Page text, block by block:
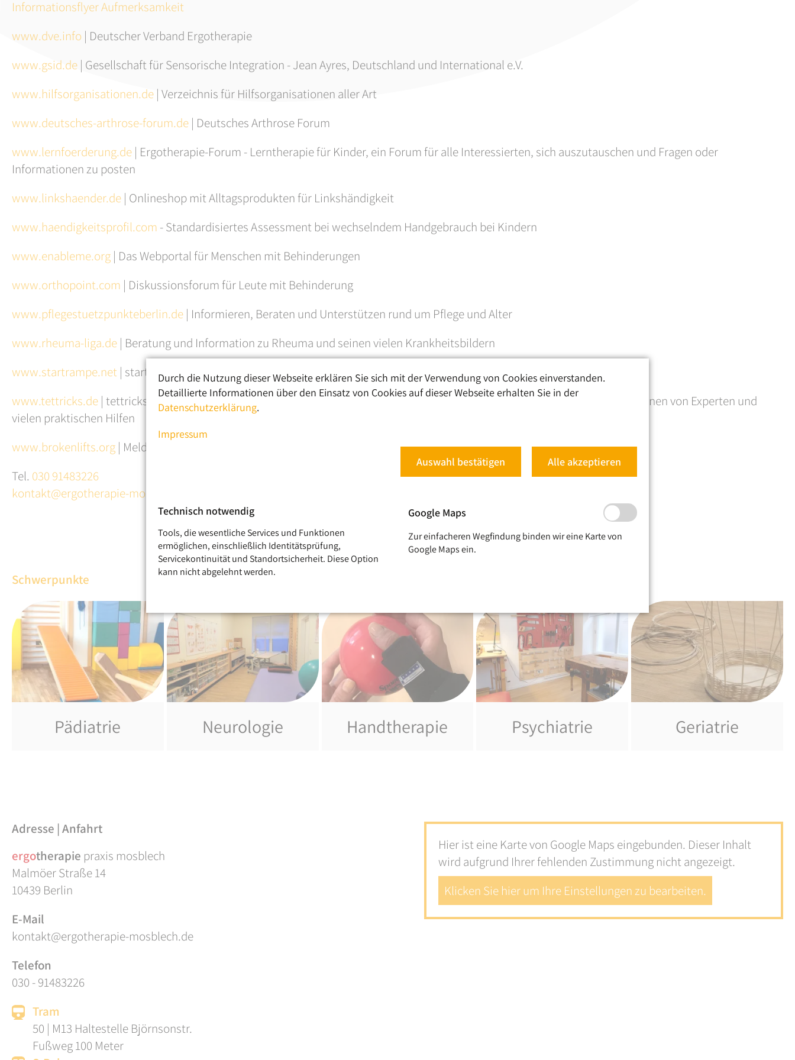
Informationsflyer Aufmerksamkeit
www.dve.info | Deutscher Verband Ergotherapie
www.gsid.de | Gesellschaft für Sensorische Integration - Jean Ayres, Deutschland und International e.V.
www.hilfsorganisationen.de | Verzeichnis für Hilfsorganisationen aller Art
www.deutsches-arthrose-forum.de | Deutsches Arthrose Forum
www.lernfoerderung.de | Ergotherapie-Forum - Lerntherapie für Kinder, ein Forum für alle Interessierten, sich auszutauschen und Fragen oder
Informationen zu posten
www.linkshaender.de | Onlineshop mit Alltagsprodukten für Linkshändigkeit
www.haendigkeitsprofil.com - Standardisiertes Assessment bei wechselndem Handgebrauch bei Kindern
www.enableme.org | Das Webportal für Menschen mit Behinderungen
www.orthopoint.com | Diskussionsforum für Leute mit Behinderung
www.pflegestuetzpunkteberlin.de | Informieren, Beraten und Unterstützen rund um Pflege und Alter
www.rheuma-liga.de | Beratung und Information zu Rheuma und seinen vielen Krankheitsbildern
www.startrampe.net | startrampe.net - Online Angebot für Rollstuhlfahrer*Innen und Menschen mit Querschnittslähmung
www.tettricks.de | tettricks - Hilfe für Menschen nach erworbenen Hirnschädigungen, mit zahlreichen nützlichen Fachinformationen von Experten und
vielen praktischen Hilfen
www.brokenlifts.org | Meldung über Einschränkungen der Fahrstühle bei U- und S-Bahnen in Berlin
Tel. 030 91483226
kontakt@ergotherapie-mosblech.de
Schwerpunkte
Pädiatrie Neurologie Handtherapie Psychiatrie Geriatrie
Adresse | Anfahrt
ergotherapie praxis mosblech
Malmöer Straße 14
10439 Berlin
E-Mail
kontakt@ergotherapie-mosblech.de
Telefon
030 - 91483226
Tram
50 | M13 Haltestelle Björnsonstr.
Fußweg 100 Meter
Hier ist eine Karte von Google Maps eingebunden. Dieser Inhalt
wird aufgrund Ihrer fehlenden Zustimmung nicht angezeigt.
Klicken Sie hier um Ihre Einstellungen zu bearbeiten.
Durch die Nutzung dieser Webseite erklären Sie sich mit der Verwendung von Cookies einverstanden.
Detaillierte Informationen über den Einsatz von Cookies auf dieser Webseite erhalten Sie in der
Datenschutzerklärung.
Impressum
Auswahl bestätigen Alle akzeptieren
Technisch notwendig
Tools, die wesentliche Services und Funktionen
ermöglichen, einschließlich Identitätsprüfung,
Servicekontinuität und Standortsicherheit. Diese Option
kann nicht abgelehnt werden.
Google Maps
Zur einfacheren Wegfindung binden wir eine Karte von
Google Maps ein.